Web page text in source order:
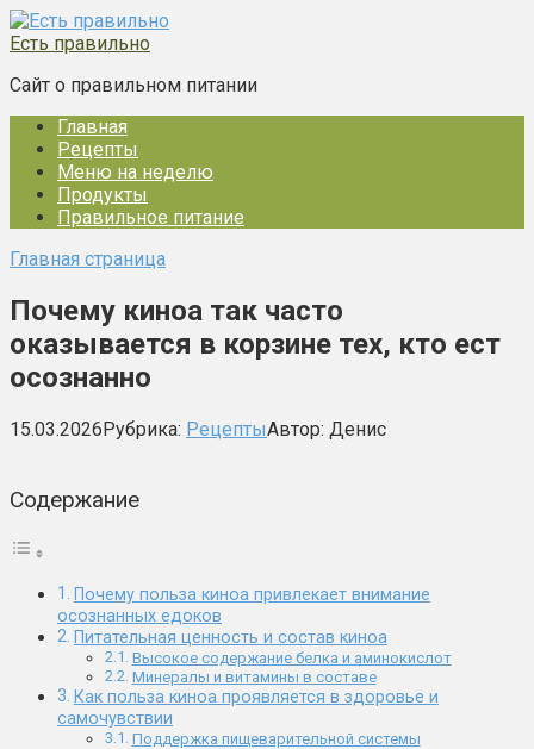
Перейти
к
Есть правильно
Сайт о правильном питании
Главная
Рецепты
Меню на неделю
Продукты
Правильное питание
Главная страница
Почему киноа так часто
оказывается в корзине тех, кто ест
осознанно
15.03.2026Рубрика: РецептыАвтор: Денис
Содержание
Почему польза киноа привлекает внимание
осознанных едоков
Питательная ценность и состав киноа
Высокое содержание белка и аминокислот
Минералы и витамины в составе
Как польза киноа проявляется в здоровье и
самочувствии
Поддержка пищеварительной системы